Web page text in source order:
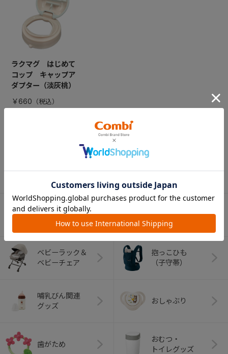
ラクマグ はじめて
コップ キャップア
ダプター（淡灰桃）
￥660
CATEGORY
（コンビ）
ベビーカー チャイルドシート
ベビーラック＆
ベビーチェア
抱っこひも
（子守帯）
哺乳びん関連
グッズ
おしゃぶり
歯がため
おむつ・
トイレグッズ